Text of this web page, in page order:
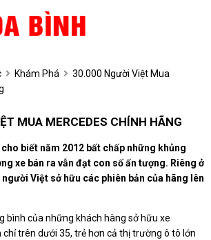
Khám Phá
30.000 Người Việt Mua
MUA MERCEDES CHÍNH HÃNG
biết năm 2012 bất chấp những khủng
xe bán ra vẫn đạt con số ấn tượng. Riêng ở
Việt sở hữu các phiên bản của hãng lên
bình của những khách hàng sở hữu xe
chỉ trên dưới 35, trẻ hơn cả thị trường ô tô lớn